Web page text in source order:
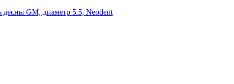
GM, диаметр 5.5, Neodent